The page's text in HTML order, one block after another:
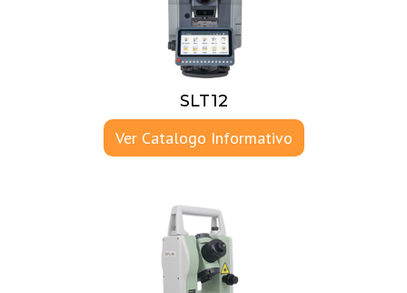
SLT12
Ver Catalogo Informativo